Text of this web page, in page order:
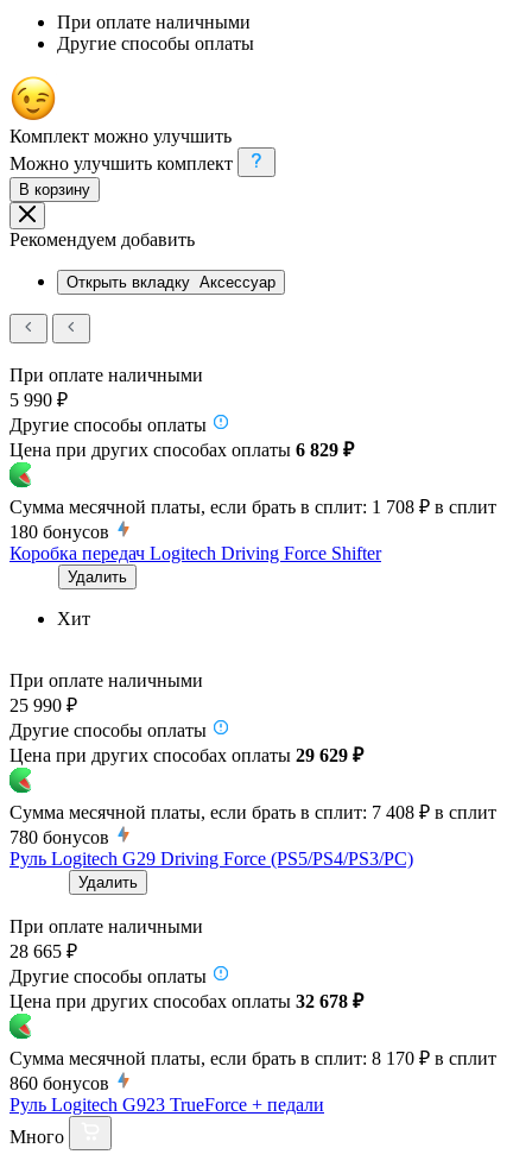
При оплате наличными
Другие способы оплаты
Комплект можно улучшить
Можно улучшить комплект
В корзину
Рекомендуем добавить
Открыть вкладку Аксессуар
При оплате наличными
5 990 ₽
Другие способы оплаты
Цена при других способах оплаты 6 829 ₽
Сумма месячной платы, если брать в сплит: 1 708 ₽ в сплит
180 бонусов
Коробка передач Logitech Driving Force Shifter
Удалить
Хит
При оплате наличными
25 990 ₽
Другие способы оплаты
Цена при других способах оплаты 29 629 ₽
Сумма месячной платы, если брать в сплит: 7 408 ₽ в сплит
780 бонусов
Руль Logitech G29 Driving Force (PS5/PS4/PS3/PC)
Удалить
При оплате наличными
28 665 ₽
Другие способы оплаты
Цена при других способах оплаты 32 678 ₽
Сумма месячной платы, если брать в сплит: 8 170 ₽ в сплит
860 бонусов
Руль Logitech G923 TrueForce + педали
Много